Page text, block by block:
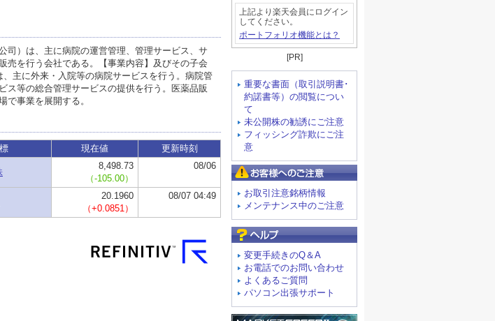
上記より楽天会員にログイン
してください。
ポートフォリオ機能とは？
[PR]
重要な書面（取引説明書･
約諾書等）の閲覧につい
て
未公開株の勧誘にご注意
フィッシング詐欺にご注
意
お取引注意銘柄情報
メンテナンス中のご注意
変更手続きのQ＆A
お電話でのお問い合わせ
よくあるご質問
パソコン出張サポート